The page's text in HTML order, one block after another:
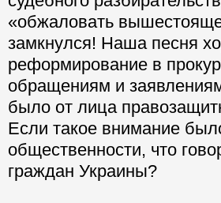
«обжаловать
замкнулся! Наша песня
реформирование в
обращениям и
было от лица
Если такое внимание
общественности, что
граждан Украины?